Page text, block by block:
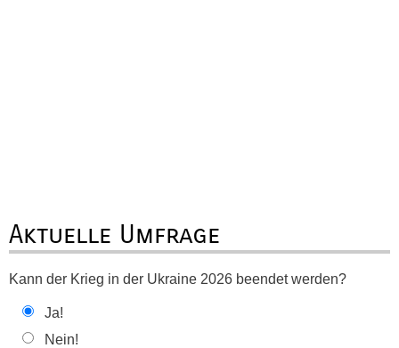
Aktuelle Umfrage
Kann der Krieg in der Ukraine 2026 beendet werden?
Ja!
Nein!